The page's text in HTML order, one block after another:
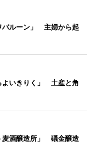
バルーン」 主婦から起
よいきりく」 土産と角
麦酒醸造所」 礒金醸造